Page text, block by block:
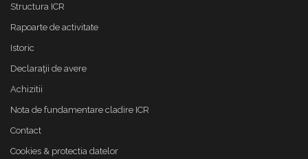
Structura ICR
Rapoarte de activitate
Istoric
Declaraţii de avere
Achizitii
Nota de fundamentare cladire ICR
Contact
Cookies & protectia datelor